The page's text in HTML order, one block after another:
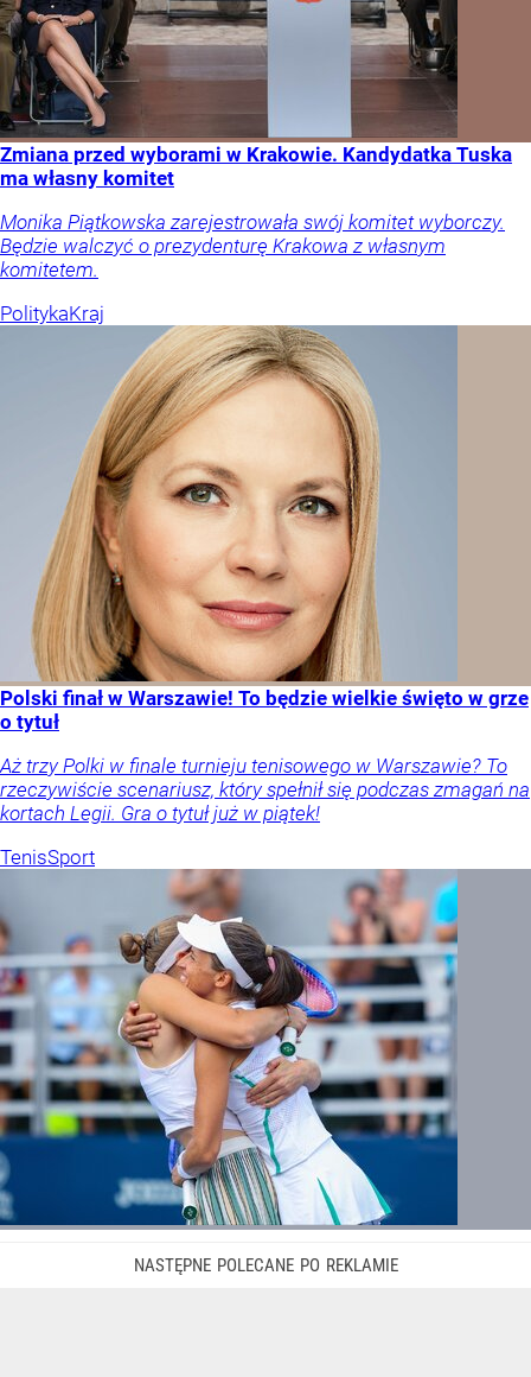
Zmiana przed wyborami w Krakowie. Kandydatka Tuska
ma własny komitet
Monika Piątkowska zarejestrowała swój komitet wyborczy.
Będzie walczyć o prezydenturę Krakowa z własnym
komitetem.
PolitykaKraj
Polski finał w Warszawie! To będzie wielkie święto w grze
o tytuł
Aż trzy Polki w finale turnieju tenisowego w Warszawie? To
rzeczywiście scenariusz, który spełnił się podczas zmagań na
kortach Legii. Gra o tytuł już w piątek!
TenisSport